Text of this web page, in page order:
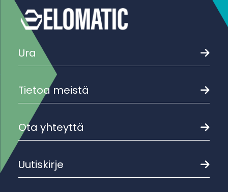
Ura
Tietoa meistä
Ota yhteyttä
Uutiskirje